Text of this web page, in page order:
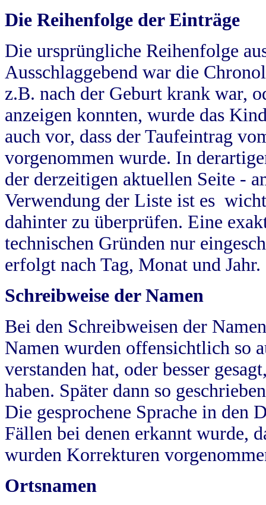
Die Reihenfolge der Einträge
Die ursprüngliche Reihenfolge
Ausschlaggebend war die
z.B. nach der Geburt krank war,
anzeigen konnten, wurde das
auch vor, dass der Taufeintrag
vorgenommen wurde. In
der derzeitigen aktuellen Seite -
Verwendung der Liste ist es
dahinter zu überprüfen. Eine
technischen Gründen nur
erfolgt nach Tag, Monat und Jahr.
Schreibweise der Namen
Bei den Schreibweisen der
Namen wurden offensichtlich so
verstanden hat, oder besser
haben. Später dann so
Die gesprochene Sprache in
Fällen bei denen erkannt wurde,
wurden Korrekturen
Ortsnamen